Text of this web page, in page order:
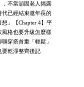
，不當頑固老人揭露
已經結束邀年長的
」【Chapter 4】平
格也要升級怎麼樣
穿搭首重「輕鬆」
要乾淨整齊後記